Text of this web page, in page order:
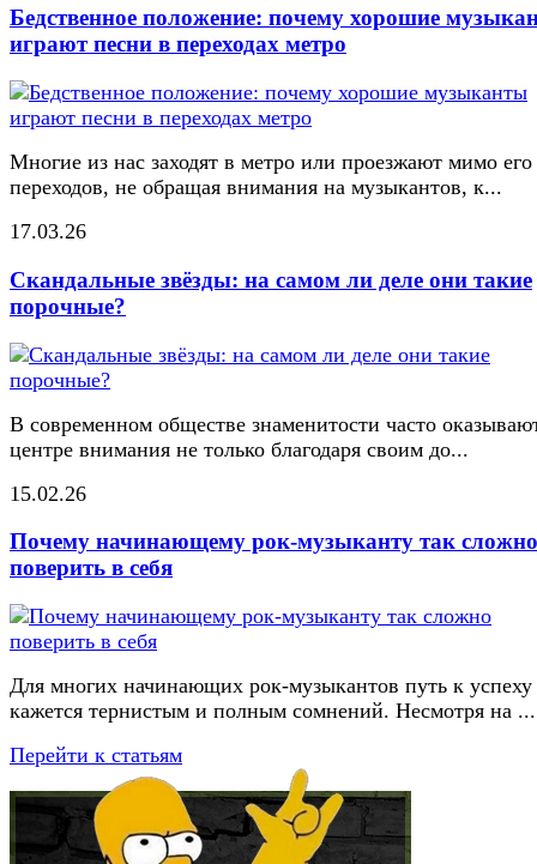
Бедственное положение: почему хорошие
играют песни в переходах метро
Многие из нас заходят в метро или проезжают мимо его
переходов, не обращая внимания на музыкантов, к...
17.03.26
Скандальные звёзды: на самом ли деле они такие
порочные?
В современном обществе знаменитости часто
центре внимания не только благодаря своим до...
15.02.26
Почему начинающему рок-музыканту так сложно
поверить в себя
Для многих начинающих рок-музыкантов путь к успеху
кажется тернистым и полным сомнений. Несмотря на ...
Перейти к статьям